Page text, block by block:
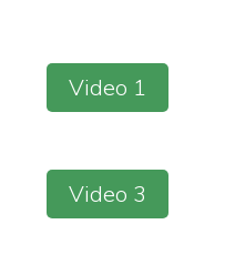
Video 1
Video 3